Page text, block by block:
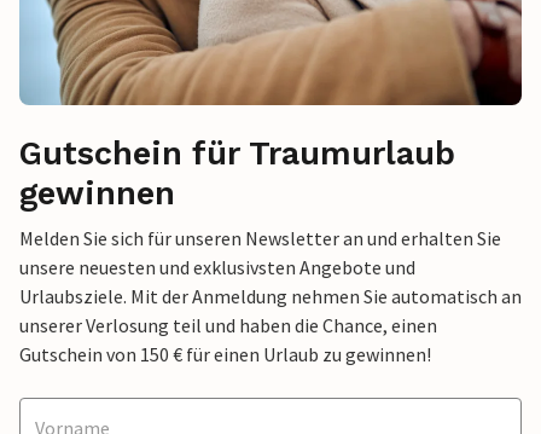
Gutschein für Traumurlaub
gewinnen
Melden Sie sich für unseren Newsletter an und erhalten Sie
unsere neuesten und exklusivsten Angebote und
Urlaubsziele. Mit der Anmeldung nehmen Sie automatisch an
unserer Verlosung teil und haben die Chance, einen
Gutschein von 150 € für einen Urlaub zu gewinnen!